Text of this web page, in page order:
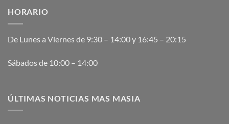
HORARIO
De Lunes a Viernes de 9:30 – 14:00 y 16:45 – 20:15
Sábados de 10:00 – 14:00
ÚLTIMAS NOTICIAS MAS MASIA